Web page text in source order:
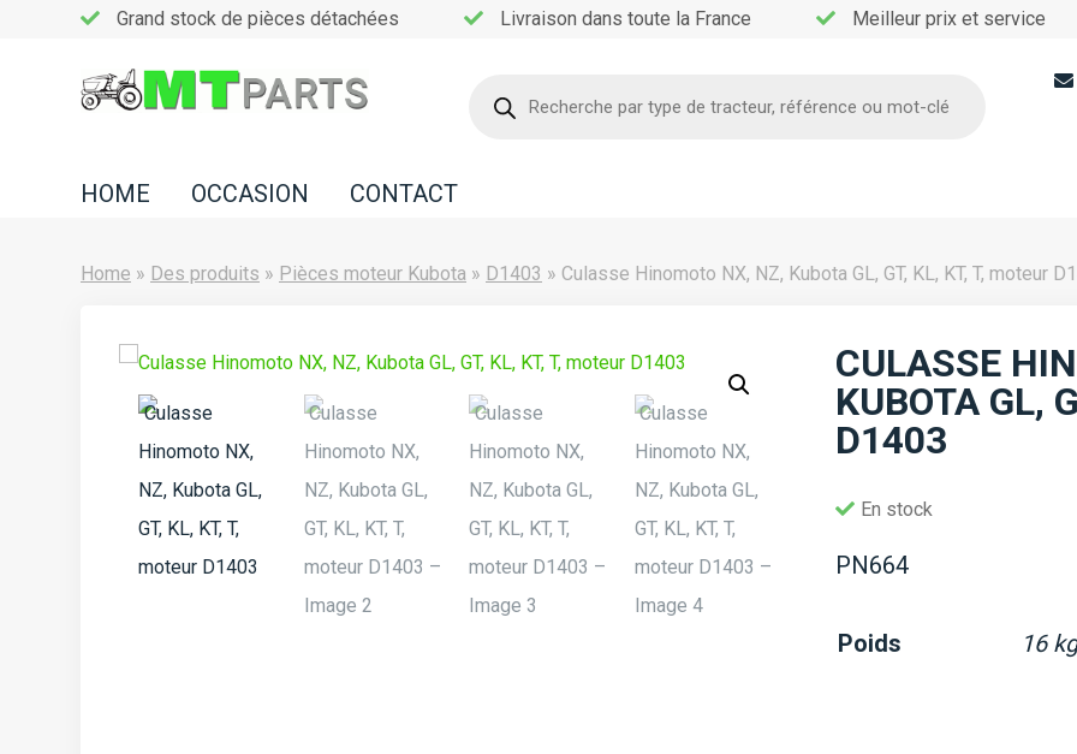
Occasion
Grand stock de pièces détachées Livraison dans toute la France Meilleur prix et service
produits
HOME OCCASION CONTACT
Home » Des produits » Pièces moteur Kubota » D1403 » Culasse Hinomoto NX, NZ, Kubota GL, GT, KL, KT, T, moteur
CULASSE
KUBOTA GL,
D1403
En stock
PN664
Poids 16 kg